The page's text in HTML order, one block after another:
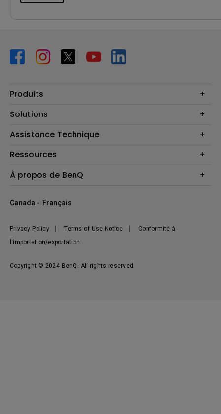
Produits
Vidéoprojecteurs
Éclairage
Haut-parleur
Solutions
Business Display
Assistance Technique
Contactez-nous
Recycling
Ressources
Centre de connaissances
À propos de BenQ
Développement durable
Copyright © 2024 BenQ. All rights reserved.
Privacy Policy Terms of Use Notice
Conformité à
l'importation/exportation
Canada - Français